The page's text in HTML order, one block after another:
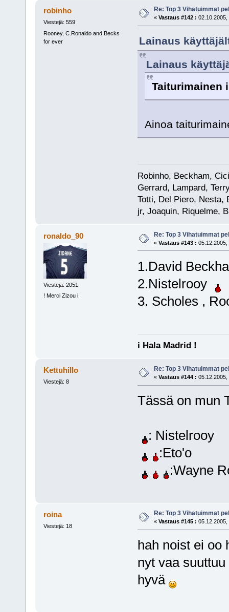
robinho
Viestejä: 559
Rooney, C.Ronaldo and Becks
for ever
Re: Top 3 Vihatuimmat
« Vastaus #142 : 02.10.2005,
Lainaus
Lainaus
Taiturimainen
Ainoa
Robinho, Beckham,
Gerrard, Lampard,
Totti, Del Piero, Nesta,
jr, Joaquin, Riquelme,
ronaldo_90
Viestejä: 2051
! Merci Zizou i
Re: Top 3 Vihatuimmat
« Vastaus #143 : 05.12.2005,
1.David
2.Nistelrooy
3. Scholes ,
i Hala Madrid !
Kettuhillo
Viestejä: 8
Re: Top 3 Vihatuimmat
« Vastaus #144 : 05.12.2005,
Tässä on mun
: Nistelrooy
:Eto'o
:Wayne
roina
Viestejä: 18
Re: Top 3 Vihatuimmat
« Vastaus #145 : 05.12.2005,
hah noist ei oo
nyt vaa
hyvä